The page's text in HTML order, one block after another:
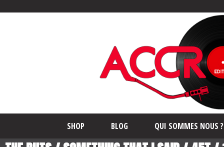
SHOP BLOG QUI SOMMES NOUS ?